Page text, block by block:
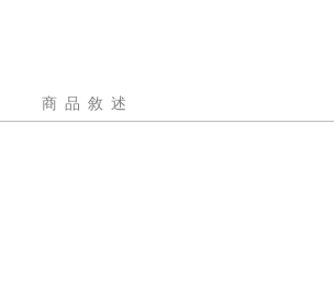
商品敘述